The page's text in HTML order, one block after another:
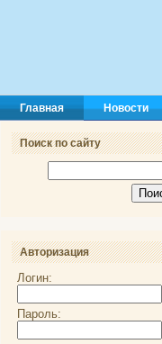
Главная Новости
Поиск по сайту
Авторизация
Логин:
Пароль: